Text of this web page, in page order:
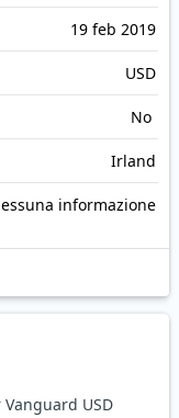
19 feb 2019
USD
No
Irland
informazione
USD